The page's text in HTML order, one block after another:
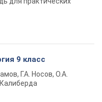
9 класс
Г.А. Носов, О.А.